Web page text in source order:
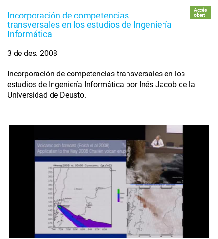
Incorporación de competencias
transversales en los estudios de Ingeniería
Informática
Accés
obert
3 de des. 2008
Incorporación de competencias transversales en los
estudios de Ingeniería Informática por Inés Jacob de la
Universidad de Deusto.